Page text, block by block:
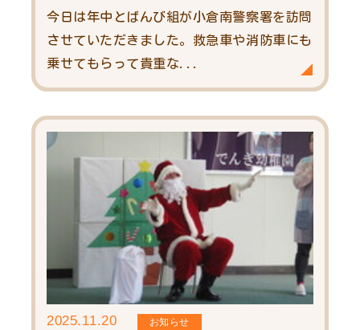
今日は年中とばんび組が小倉南警察署を訪問
させていただきました。救急車や消防車にも
乗せてもらって貴重な...
2025.11.20 お知らせ